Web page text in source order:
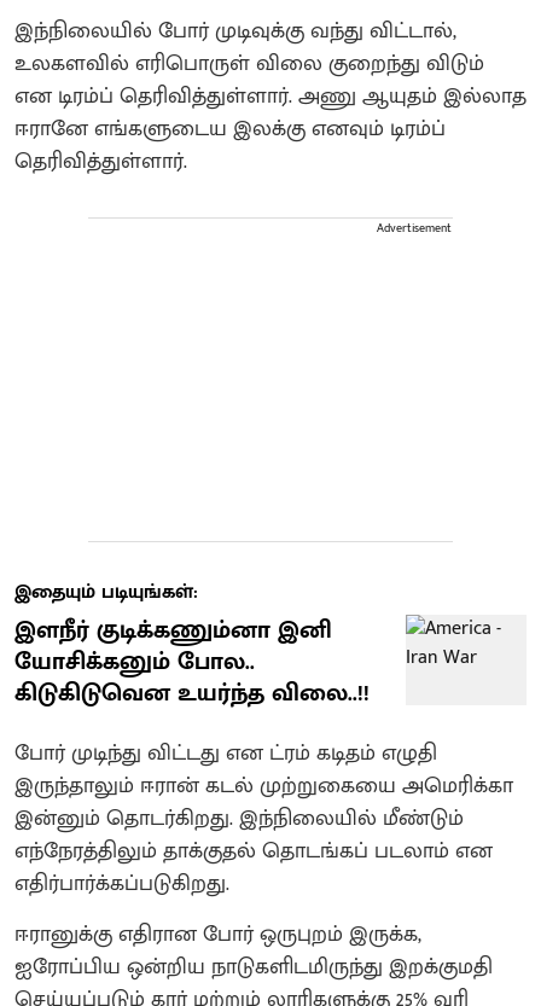
இந்நிலையில் போர் முடிவுக்கு வந்து விட்டால்,
உலகளவில் எரிபொருள் விலை குறைந்து விடும்
என டிரம்ப் தெரிவித்துள்ளார். அணு ஆயுதம் இல்லாத
ஈரானே எங்களுடைய இலக்கு எனவும் டிரம்ப்
தெரிவித்துள்ளார்.
Advertisement
இதையும் படியுங்கள்:
இளநீர் குடிக்கணும்னா இனி
யோசிக்கனும் போல..
கிடுகிடுவென உயர்ந்த விலை..!!
போர் முடிந்து விட்டது என ட்ரம் கடிதம் எழுதி
இருந்தாலும் ஈரான் கடல் முற்றுகையை அமெரிக்கா
இன்னும் தொடர்கிறது. இந்நிலையில் மீண்டும்
எந்நேரத்திலும் தாக்குதல் தொடங்கப் படலாம் என
எதிர்பார்க்கப்படுகிறது.
ஈரானுக்கு எதிரான போர் ஒருபுறம் இருக்க,
ஐரோப்பிய ஒன்றிய நாடுகளிடமிருந்து இறக்குமதி